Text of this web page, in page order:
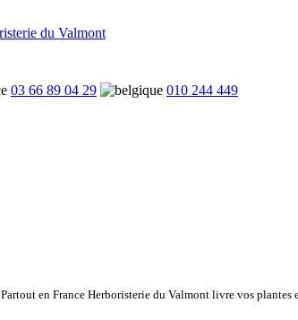
03 66 89 04 29
010 244 449
Partout en France Herboristerie du Valmont livre vos